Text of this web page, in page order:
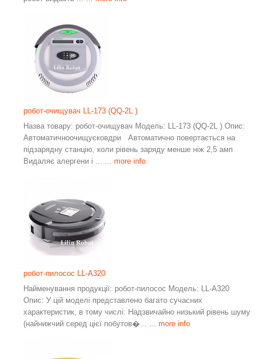
робот-очищувач LL-173 (QQ-2L )
Назва товару: робот-очищувач Модель: LL-173 (QQ-2L ) Опис:
Автоматичноочищуєковдри Автоматично повертається на
підзарядну станцію, коли рівень заряду менше ніж 2,5 амп
Видаляє алергени і ...
... more info
робот-пилосос LL-A320
Найменування продукції: робот-пилосос Модель: LL-A320
Опис: У цій моделі представлено багато сучасних
характеристик, в тому числі: Надзвичайно низький рівень шуму
(найнижчий серед цієї побутов�...
... more info